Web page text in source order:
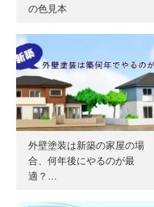
の色見本
外壁塗装は新築の家屋の場
合、何年後にやるのが最
適？…